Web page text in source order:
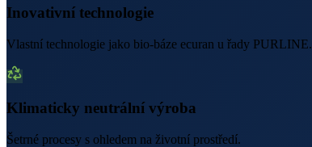
Inovativní technologie
Vlastní technologie jako bio-báze ecuran u řady PURLINE.
Klimaticky neutrální výroba
Šetrné procesy s ohledem na životní prostředí.